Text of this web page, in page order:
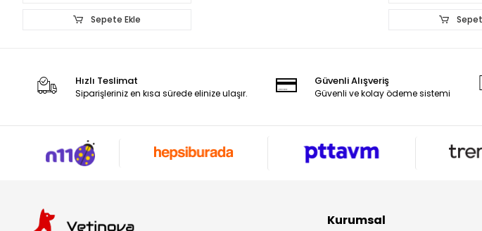
Hızlı Teslimat
Siparişleriniz en kısa sürede elinize ulaşır.
Güvenli Alışveriş
Güvenli ve kolay ödeme sistemi
Kurumsal